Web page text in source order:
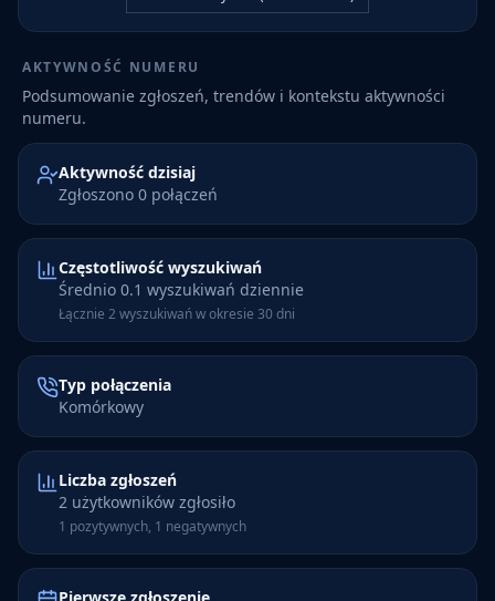
AKTYWNOŚĆ NUMERU
Podsumowanie zgłoszeń, trendów i kontekstu aktywności
numeru.
Aktywność dzisiaj
Zgłoszono 0 połączeń
Częstotliwość wyszukiwań
Średnio 0.1 wyszukiwań dziennie
Łącznie 2 wyszukiwań w okresie 30 dni
Typ połączenia
Komórkowy
Liczba zgłoszeń
2 użytkowników zgłosiło
1 pozytywnych, 1 negatywnych